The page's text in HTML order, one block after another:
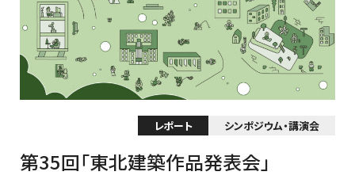
シンポジウム・講演会
レポート
第35回「東北建築作品発表会」